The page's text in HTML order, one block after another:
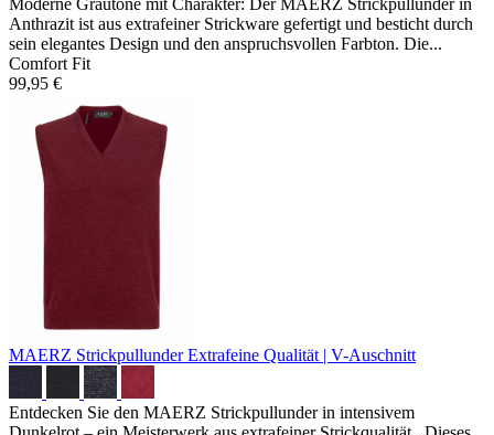
Anthrazit ist aus extrafeiner Strickware gefertigt und besticht durch
sein elegantes Design und den anspruchsvollen Farbton. Die...
Comfort Fit
99,95 €
MAERZ StrickpullunderExtrafeine Qualität | V-Auschnitt
Entdecken Sie den MAERZ Strickpullunder in intensivem